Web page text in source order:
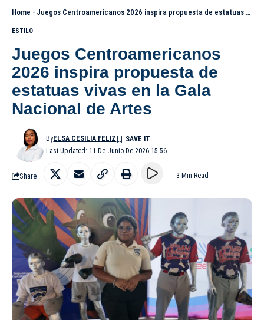
Home - Juegos Centroamericanos 2026 inspira propuesta de estatuas vivas en la Gala Nacional de Artes
ESTILO
Juegos Centroamericanos
2026 inspira propuesta de
estatuas vivas en la Gala
Nacional de Artes
Last Updated: 11 De Junio De 2026 15:56
ByELSA CESILIA FELIZ
Share 3 Min Read